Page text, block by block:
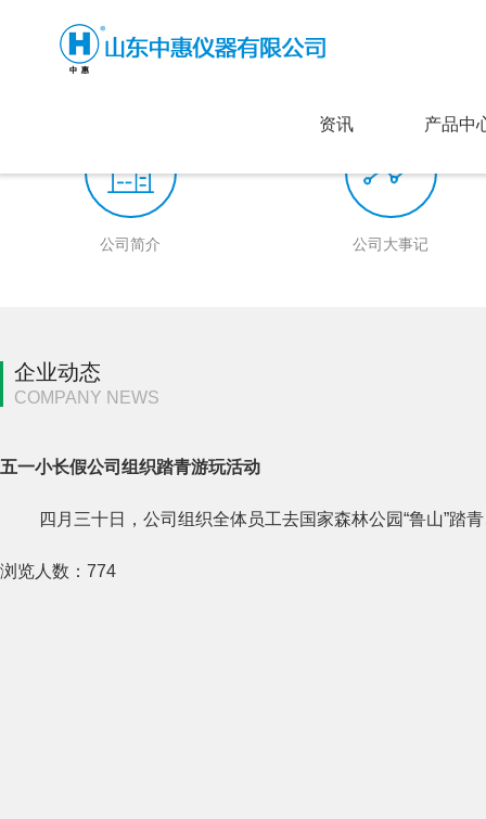
资讯 产品中
公司简介 公司大事记
企业动态
COMPANY NEWS
五一小长假公司组织踏青游玩活动
四月三十日，公司组织全体员工去国家森林公园“鲁山”踏青
浏览人数： 774